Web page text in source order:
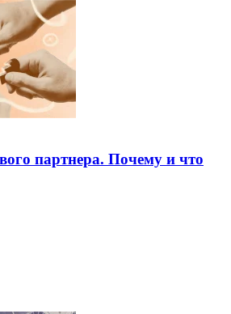
партнера. Почему и что